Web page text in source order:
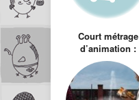
Court métrage
d’animation :
Hemlock